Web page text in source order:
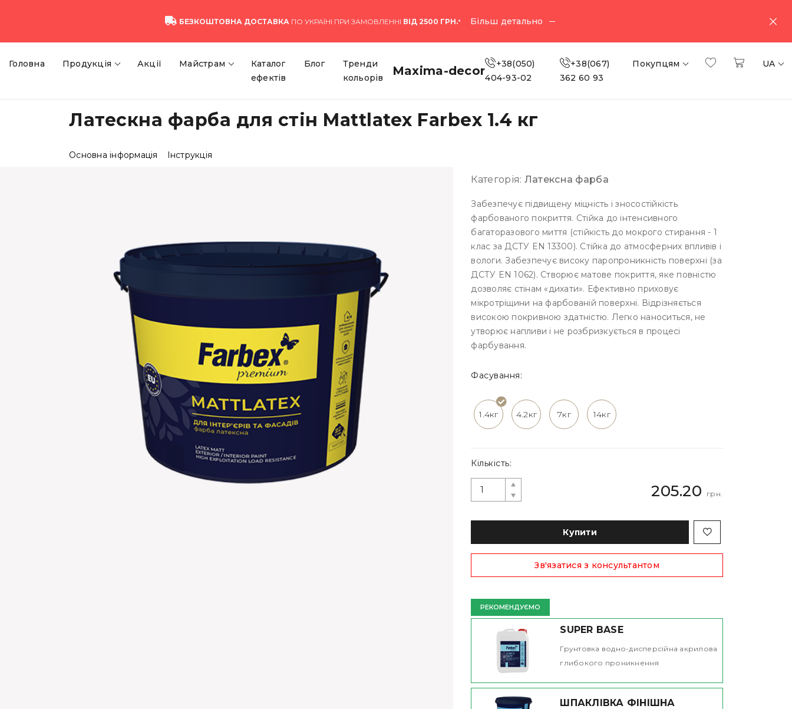
БЕЗКОШТОВНА ДОСТАВКА ПО УКРАЇНІ ПРИ ЗАМОВЛЕННІ ВІД 2500 ГРН.* Більш детально
Maxima-decor
Головна Продукція Акції Майстрам
Каталог
ефектів
Блог
Тренди
кольорів
+38(050)
404-93-02
+38(067)
362 60 93
Покупцям UA
Латескна фарба для стін Mattlatex Farbex 1.4 кг
Основна інформація Інструкція
Категорія: Латексна фарба
Забезпечує підвищену міцність і зносостійкість
фарбованого покриття. Стійка до інтенсивного
багаторазового миття (стійкість до мокрого стирання - 1
клас за ДСТУ EN 13300). Стійка до атмосферних впливів і
вологи. Забезпечує високу паропроникність поверхні (за
ДСТУ EN 1062). Створює матове покриття, яке повністю
дозволяє стінам «дихати». Ефективно приховує
мікротріщини на фарбованій поверхні. Відрізняється
високою покривною здатністю. Легко наноситься, не
утворює напливи і не розбризкується в процесі
фарбування.
Фасування:
1.4кг 4.2кг 7кг 14кг
Кількість:
205.20 грн.
Купити
Зв'язатися з консультантом
РЕКОМЕНДУЄМО
SUPER BASE
Грунтовка водно-дисперсійна акрилова
глибокого проникнення
ШПАКЛІВКА ФІНІШНА